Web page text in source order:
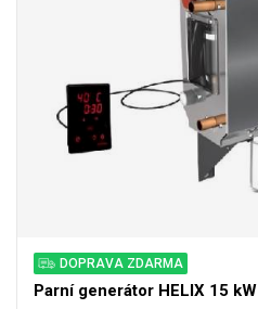
DOPRAVA ZDARMA
Parní generátor HELIX 15 kW